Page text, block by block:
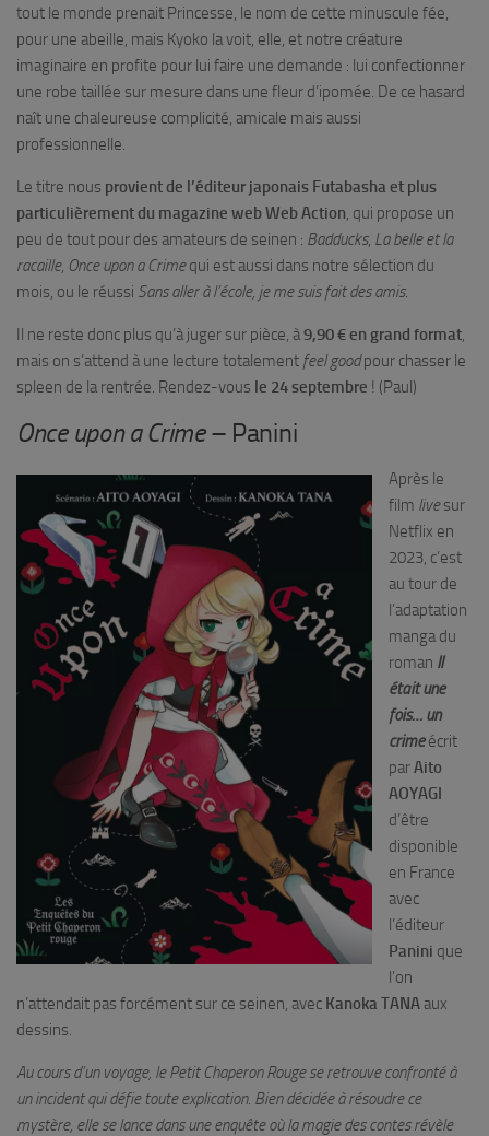
tout le monde prenait Princesse, le nom de cette minuscule fée,
pour une abeille, mais Kyoko la voit, elle, et notre créature
imaginaire en profite pour lui faire une demande : lui confectionner
une robe taillée sur mesure dans une fleur d’ipomée. De ce hasard
naît une chaleureuse complicité, amicale mais aussi
professionnelle.
Le titre nous provient de l’éditeur japonais Futabasha et plus
particulièrement du magazine web Web Action, qui propose un
peu de tout pour des amateurs de seinen : Badducks, La belle et la
racaille, Once upon a Crimequi est aussi dans notre sélection du
mois, ou le réussi Sans aller à l’école, je me suis fait des amis.
Il ne reste donc plus qu’à juger sur pièce, à9,90 € en grand format,
mais on s’attend à une lecture totalement feel goodpour chasser le
spleen de la rentrée. Rendez-vous le 24 septembre ! (Paul)
Once upon a Crime– Panini
Après le
film livesur
Netflix en
2023, c’est
au tour de
l’adaptation
manga du
roman Il
était une
fois… un
crimeécrit
parAito
AOYAGI
d’être
disponible
en France
avec
l’éditeur
Panini que
l’on
n’attendait pas forcément sur ce seinen, avec Kanoka TANAaux
dessins.
Au cours d’un voyage, le Petit Chaperon Rouge se retrouve confronté à
un incident qui défie toute explication. Bien décidée à résoudre ce
mystère, elle se lance dans une enquête où la magie des contes révèle